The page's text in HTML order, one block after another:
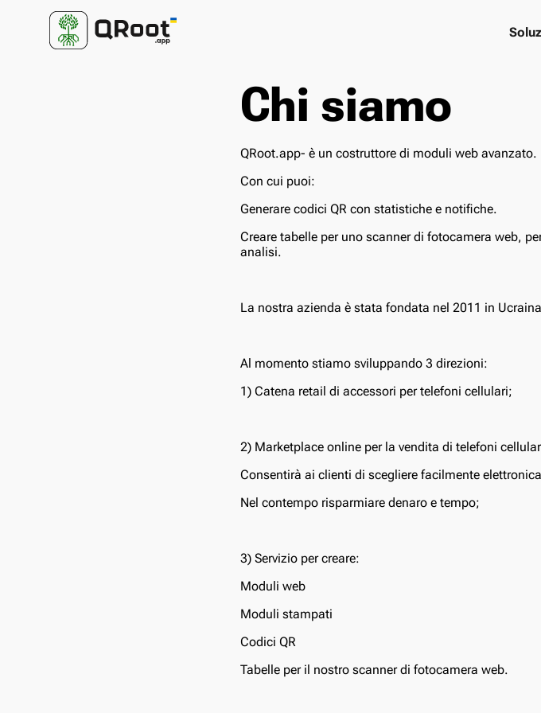
Chi siamo
QRoot.app- è un costruttore di moduli web avanzato.
Con cui puoi:
Generare codici QR con statistiche e notifiche.
Creare tabelle per uno scanner di fotocamera web,
analisi.
La nostra azienda è stata fondata nel 2011 in
Al momento stiamo sviluppando 3 direzioni:
1) Catena retail di accessori per telefoni cellulari;
2) Marketplace online per la vendita di telefoni
Consentirà ai clienti di scegliere facilmente
Nel contempo risparmiare denaro e tempo;
3) Servizio per creare:
Moduli web
Moduli stampati
Codici QR
Tabelle per il nostro scanner di fotocamera web.